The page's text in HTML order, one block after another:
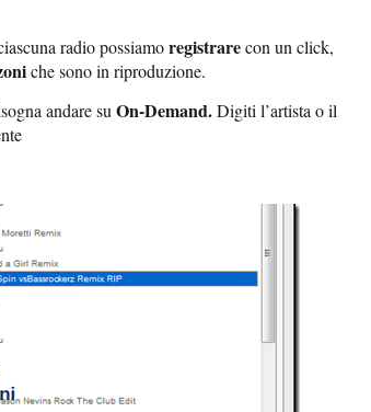
radio possiamoregistrarecon un click,
che sono in riproduzione.
andare su On-Demand.Digiti l’artista o il